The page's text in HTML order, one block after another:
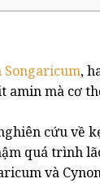
Songaricum,
mà cơ
cứu về
quá trình
và